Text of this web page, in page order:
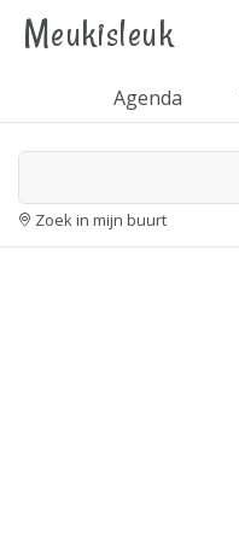
Meukisleuk
Agenda
Zoek in mijn buurt